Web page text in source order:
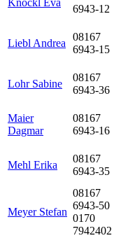
Knöckl Eva
6943-12
Liebl Andrea
08167
6943-15
Lohr Sabine
08167
6943-36
Maier
Dagmar
08167
6943-16
Mehl Erika
08167
6943-35
Meyer Stefan
08167
6943-50
0170
7942402